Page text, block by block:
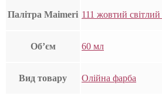
Палітра Maimeri 111 жовтий світлий
Об’єм 60 мл
Вид товару Олійна фарба